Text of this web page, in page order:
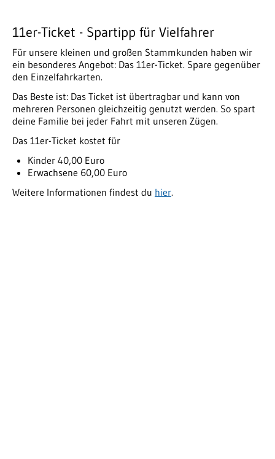
11er-Ticket - Spartipp für Vielfahrer
Für unsere kleinen und großen Stammkunden haben wir
ein besonderes Angebot: Das 11er-Ticket. Spare gegenüber
den Einzelfahrkarten.
Das Beste ist: Das Ticket ist übertragbar und kann von
mehreren Personen gleichzeitig genutzt werden. So spart
deine Familie bei jeder Fahrt mit unseren Zügen.
Das 11er-Ticket kostet für
Kinder 40,00 Euro
Erwachsene 60,00 Euro
Weitere Informationen findest du hier.